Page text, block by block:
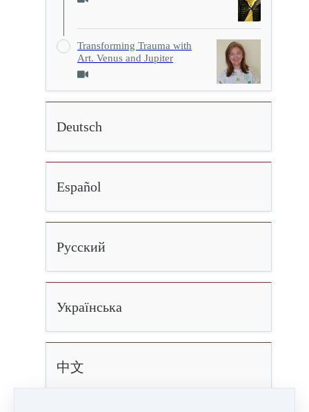
Transforming Trauma with
Art. Venus and Jupiter
Deutsch
Español
Русский
Українська
中文